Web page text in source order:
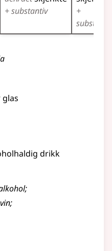
+ substantiv
+
substantiv
drikk
;
;